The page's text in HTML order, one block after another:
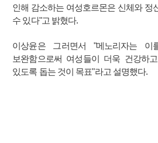
인해 감소하는 여성호르몬은 신체와 정
수 있다"고 밝혔다.
이상윤은 그러면서 "메노리자는
보완함으로써 여성들이 더욱 건강하
있도록 돕는 것이 목표"라고 설명했다.